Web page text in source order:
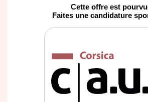
Cette offre est
Faites une candidature